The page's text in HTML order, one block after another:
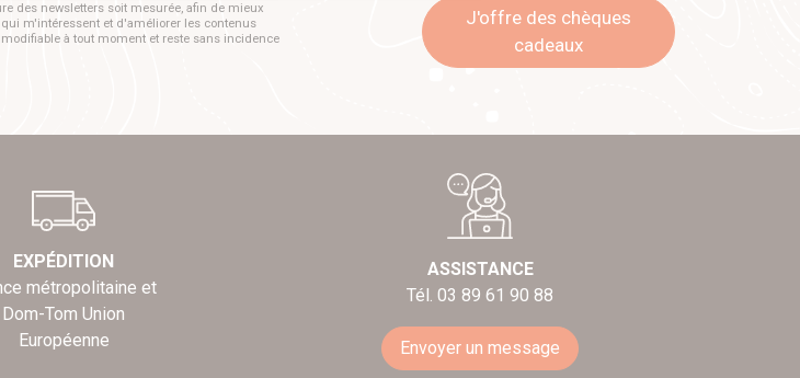
des newsletters soit mesurée, afin de mieux
m'intéressent et d'améliorer les contenus
à tout moment et reste sans incidence
J'offre des chèques
cadeaux
EXPÉDITION
métropolitaine et
Dom-Tom Union
Européenne
ASSISTANCE
Tél. 03 89 61 90 88
Envoyer un message